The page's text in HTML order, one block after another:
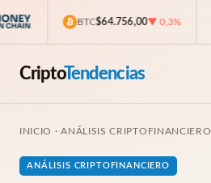
BTC$64.756,00▼ 0,3%
CriptoTendencias
INICIO ·ANÁLISIS CRIPTOFINANCIERO
ANÁLISIS CRIPTOFINANCIERO